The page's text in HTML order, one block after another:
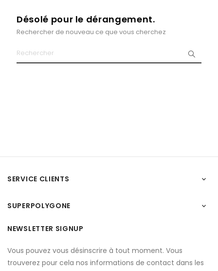
Désolé pour le dérangement.
Rechercher de nouveau ce que vous cherchez
SERVICE CLIENTS 
SUPERPOLYGONE 
NEWSLETTER SIGNUP
Vous pouvez vous désinscrire à tout moment. Vous
trouverez pour cela nos informations de contact dans les